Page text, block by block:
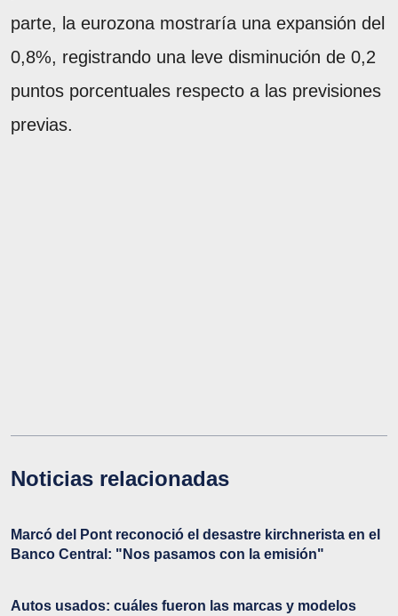
parte, la eurozona mostraría una expansión del
0,8%, registrando una leve disminución de 0,2
puntos porcentuales respecto a las previsiones
previas.
Noticias relacionadas
Marcó del Pont reconoció el desastre kirchnerista en el
Banco Central: "Nos pasamos con la emisión"
Autos usados: cuáles fueron las marcas y modelos